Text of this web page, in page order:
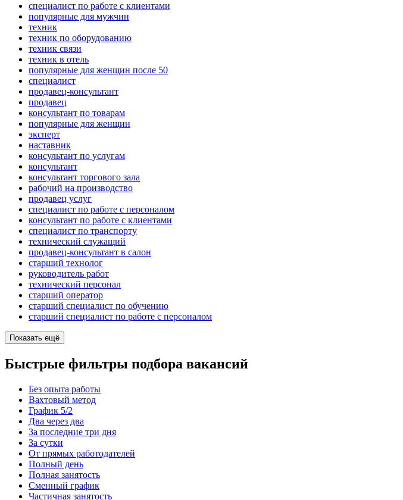
специалист по работе с клиентами
популярные для мужчин
техник
техник по оборудованию
техник связи
техник в отель
популярные для женщин после 50
специалист
продавец-консультант
продавец
консультант по товарам
популярные для женщин
эксперт
наставник
консультант по услугам
консультант
консультант торгового зала
рабочий на производство
продавец услуг
специалист по работе с персоналом
консультант по работе с клиентами
специалист по транспорту
технический служащий
продавец-консультант в салон
старший технолог
руководитель работ
технический персонал
старший оператор
старший специалист по обучению
старший специалист по работе с персоналом
Показать ещё
Быстрые фильтры подбора вакансий
Без опыта работы
Вахтовый метод
График 5/2
Два через два
За последние три дня
За сутки
От прямых работодателей
Полный день
Полная занятость
Сменный график
Частичная занятость